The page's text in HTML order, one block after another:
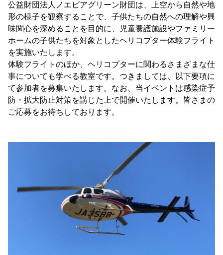
公益財団法人ノエビアグリーン財団は、上空から自然や地
形の様子を観察することで、子供たちの自然への理解や興
味関心を深めることを目的に、児童養護施設やファミリー
ホームの子供たちを対象としたヘリコプター体験フライト
を実施いたします。
体験フライトのほか、ヘリコプターに関わるさまざまな仕
事についても学べる教室です。つきましては、以下要項に
て参加者を募集いたします。なお、当イベントは感染症予
防・拡大防止対策を講じた上で開催いたします。皆さまの
ご応募をお待ちしております。